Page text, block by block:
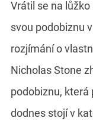
Vrátil se na
svou podobiznu
rozjímání o
Nicholas Stone
podobiznu, která
dodnes stojí v